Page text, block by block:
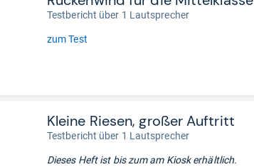
Testbericht über 1 Lautsprecher
zum Test
Kleine Riesen, großer Auftritt
Testbericht über 1 Lautsprecher
Dieses Heft ist bis zumam Kiosk erhältlich.